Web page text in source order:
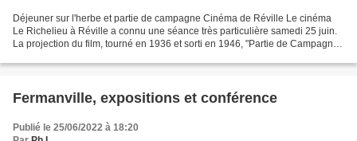
Déjeuner sur l'herbe et partie de campagne Cinéma de Réville Le cinéma
Le Richelieu à Réville a connu une séance très particulière samedi 25 juin.
La projection du film, tourné en 1936 et sorti en 1946, "Partie de Campagne "
Fermanville, expositions et conférence
Publié le 25/06/2022 à 18:20